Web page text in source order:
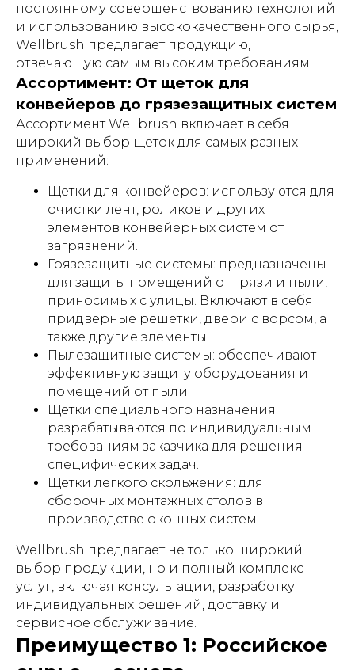
постоянному совершенствованию технологий
и использованию высококачественного сырья,
Wellbrush предлагает продукцию,
отвечающую самым высоким требованиям.
Ассортимент: От щеток для
конвейеров до грязезащитных систем
Ассортимент Wellbrush включает в себя
широкий выбор щеток для самых разных
применений:
Щетки для конвейеров: используются для
очистки лент, роликов и других
элементов конвейерных систем от
загрязнений.
Грязезащитные системы: предназначены
для защиты помещений от грязи и пыли,
приносимых с улицы. Включают в себя
придверные решетки, двери с ворсом, а
также другие элементы.
Пылезащитные системы: обеспечивают
эффективную защиту оборудования и
помещений от пыли.
Щетки специального назначения:
разрабатываются по индивидуальным
требованиям заказчика для решения
специфических задач.
Щетки легкого скольжения: для
сборочных монтажных столов в
производстве оконных систем.
Wellbrush предлагает не только широкий
выбор продукции, но и полный комплекс
услуг, включая консультации, разработку
индивидуальных решений, доставку и
сервисное обслуживание.
Преимущество 1: Российское